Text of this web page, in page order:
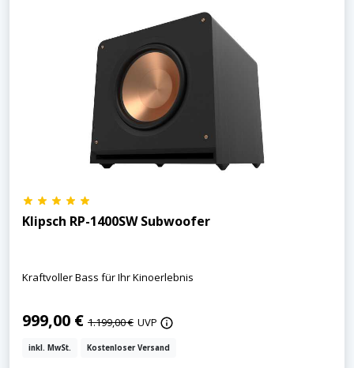
Klipsch RP-1400SW Subwoofer
Kraftvoller Bass für Ihr Kinoerlebnis
999,00 € 1.199,00 € UVP
inkl. MwSt. Kostenloser Versand